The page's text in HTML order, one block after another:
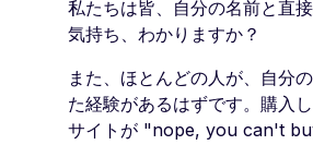
私たちは皆、自分の名前と直
気持ち、わかりますか？
また、ほとんどの人が、自分
た経験があるはずです。購入
サイトが "nope, you can't